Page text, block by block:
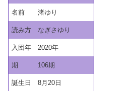
名前 渚ゆり
読み方 なぎさゆり
入団年 2020年
期 106期
誕生日 8月20日